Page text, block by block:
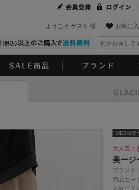
お気に入
ようこそ ゲスト 様
WEB限定
大人気！
美ージ
ブランド：
商品コー